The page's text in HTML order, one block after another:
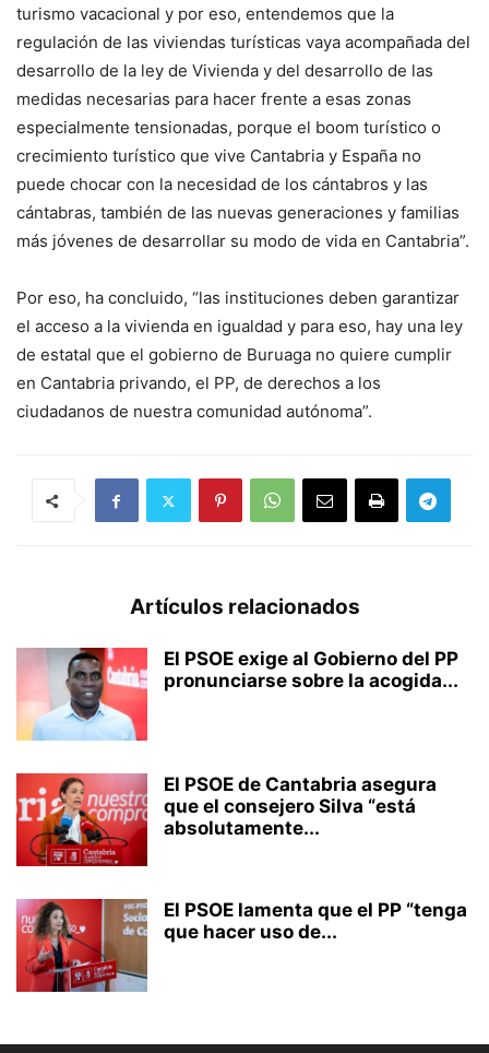
turismo vacacional y por eso, entendemos que la
regulación de las viviendas turísticas vaya acompañada del
desarrollo de la ley de Vivienda y del desarrollo de las
medidas necesarias para hacer frente a esas zonas
especialmente tensionadas, porque el boom turístico o
crecimiento turístico que vive Cantabria y España no
puede chocar con la necesidad de los cántabros y las
cántabras, también de las nuevas generaciones y familias
más jóvenes de desarrollar su modo de vida en Cantabria”.
Por eso, ha concluido, “las instituciones deben garantizar
el acceso a la vivienda en igualdad y para eso, hay una ley
de estatal que el gobierno de Buruaga no quiere cumplir
en Cantabria privando, el PP, de derechos a los
ciudadanos de nuestra comunidad autónoma”.
Artículos relacionados
El PSOE exige al Gobierno del PP
pronunciarse sobre la acogida...
El PSOE de Cantabria asegura
que el consejero Silva “está
absolutamente...
El PSOE lamenta que el PP “tenga
que hacer uso de...